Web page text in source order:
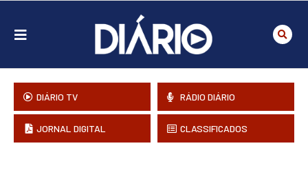
DIÁRIO TV RÁDIO DIÁRIO
JORNAL DIGITAL CLASSIFICADOS